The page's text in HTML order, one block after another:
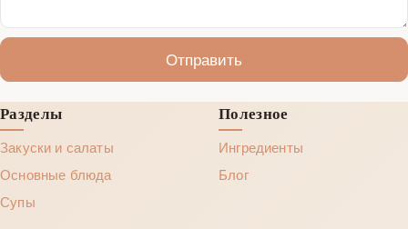
Отправить
Разделы
Закуски и салаты
Основные блюда
Супы
Полезное
Ингредиенты
Блог